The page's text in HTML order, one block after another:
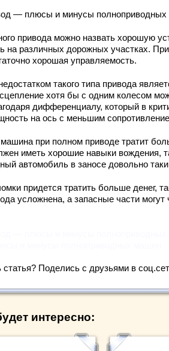
— плюсы и минусы
привода можно назвать хорошую
на различных дорожных участках.
хорошая управляемость.
такого типа привода
сцепление хотя бы с одним колесом
дифференциалу, который в
на ось с меньшим
машина при полном приводе тратит
иметь хорошие навыки вождения,
автомобиль в заносе довольно
придется тратить больше денег,
усложнена, а запасные части могут
Поделись с друзьями в
интересно: